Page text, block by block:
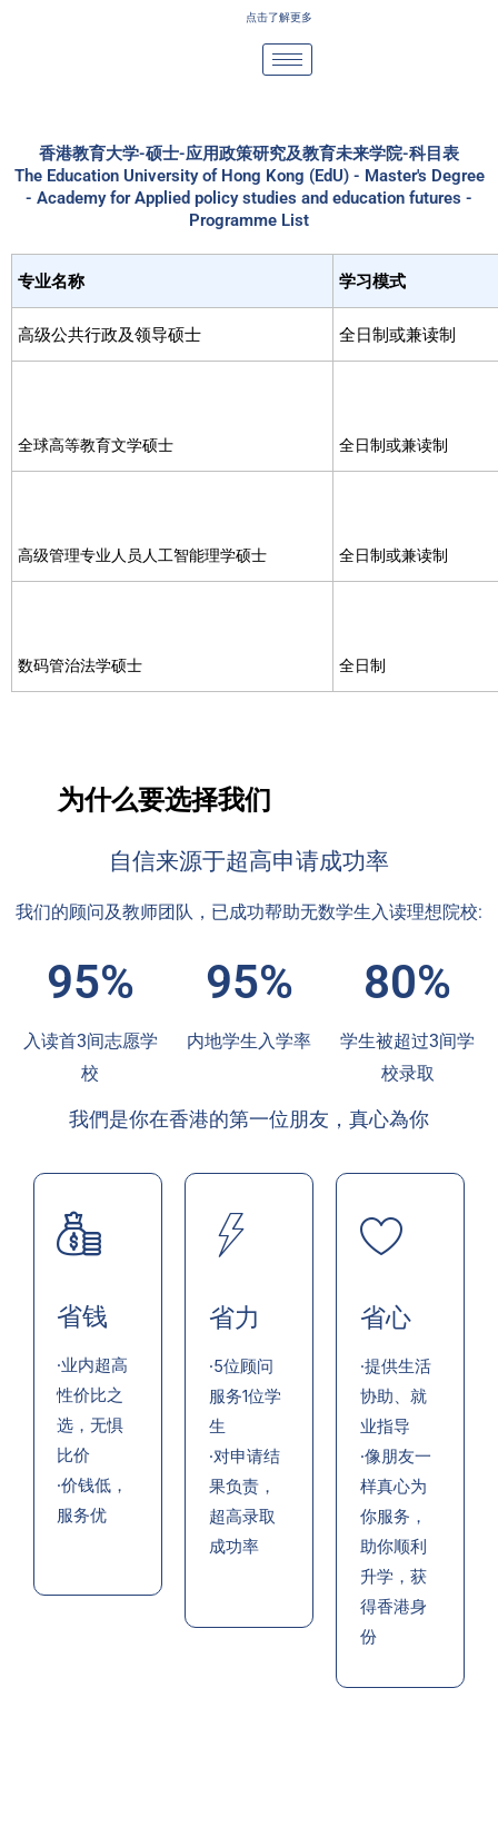
点击了解更多
香港教育大学-硕士-应用政策研究及教育未来学院-科目表
The Education University of Hong Kong (EdU) - Master's Degree
- Academy for Applied policy studies and education futures -
Programme List
专业名称 学习模式
高级公共行政及领导硕士 全日制或兼读制
全球高等教育文学硕士 全日制或兼读制
高级管理专业人员人工智能理学硕士 全日制或兼读制
数码管治法学硕士 全日制
为什么要选择我们
自信来源于超高申请成功率
我们的顾问及教师团队，已成功帮助无数学生入读理想院校:
95%
入读首3间志愿学
校
95%
内地学生入学率
80%
学生被超过3间学
校录取
我們是你在香港的第一位朋友，真心為你
省钱
·业内超高
性价比之
选，无惧
比价
·价钱低，
服务优
省力
·5位顾问
服务1位学
生
·对申请结
果负责，
超高录取
成功率
省心
·提供生活
协助、就
业指导
·像朋友一
样真心为
你服务，
助你顺利
升学，获
得香港身
份